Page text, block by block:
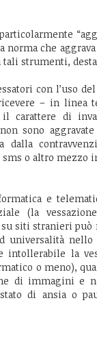
che
strumenti,
con l’uso
– in linea
carattere di
sono
dalla
o altro mezzo
e
(la
siti stranieri
nello
intollerabile la
o meno),
di immagini e
di ansia o